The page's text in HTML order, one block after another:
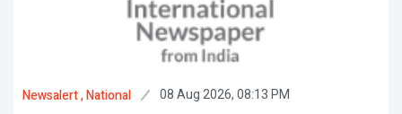
Newsalert, National 08 Aug 2026, 08:13 PM